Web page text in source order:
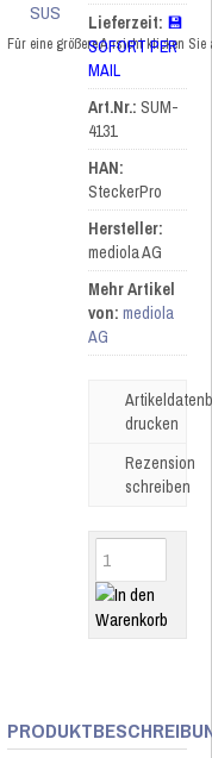
Für eine größere Ansicht klicken
Lieferzeit: 💾
SOFORT PER
MAIL
Art.Nr.: SUM-
4131
HAN:
SteckerPro
Hersteller:
mediola AG
Mehr Artikel
von: mediola
AG
drucken
Rezension
schreiben